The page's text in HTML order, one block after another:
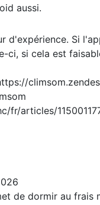
aussi.
d'expérience. Si
ci, si cela est
fr/articles/
de dormir au